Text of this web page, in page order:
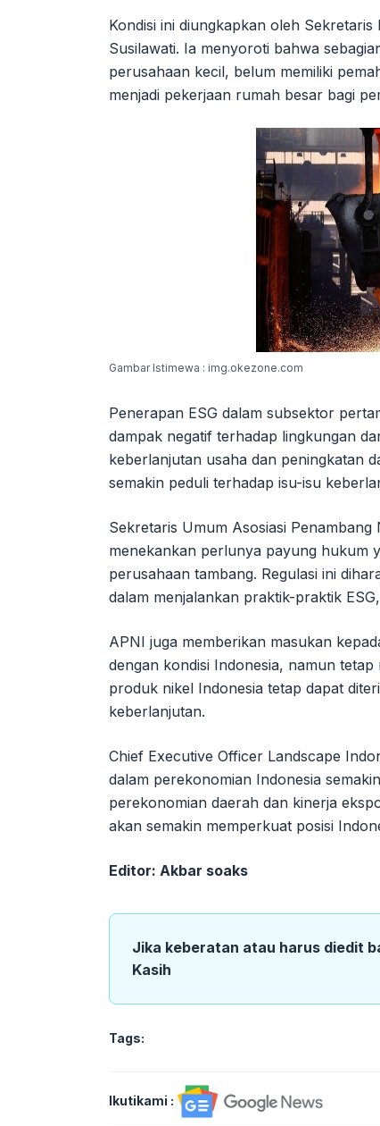
Kondisi ini diungkapkan oleh
Susilawati. Ia menyoroti bahwa
perusahaan kecil, belum memiliki
menjadi pekerjaan rumah besar bagi
Gambar Istimewa : img.okezone.com
Penerapan ESG dalam subsektor
dampak negatif terhadap lingkungan
keberlanjutan usaha dan peningkatan
semakin peduli terhadap isu-isu
Sekretaris Umum Asosiasi
menekankan perlunya payung hukum
perusahaan tambang. Regulasi ini
dalam menjalankan praktik-praktik
APNI juga memberikan masukan
dengan kondisi Indonesia, namun
produk nikel Indonesia tetap dapat
keberlanjutan.
Chief Executive Officer Landscape
dalam perekonomian Indonesia
perekonomian daerah dan kinerja
akan semakin memperkuat posisi
Editor: Akbar soaks
Jika keberatan atau harus diedit
Kasih
Tags:
Ikutikami :